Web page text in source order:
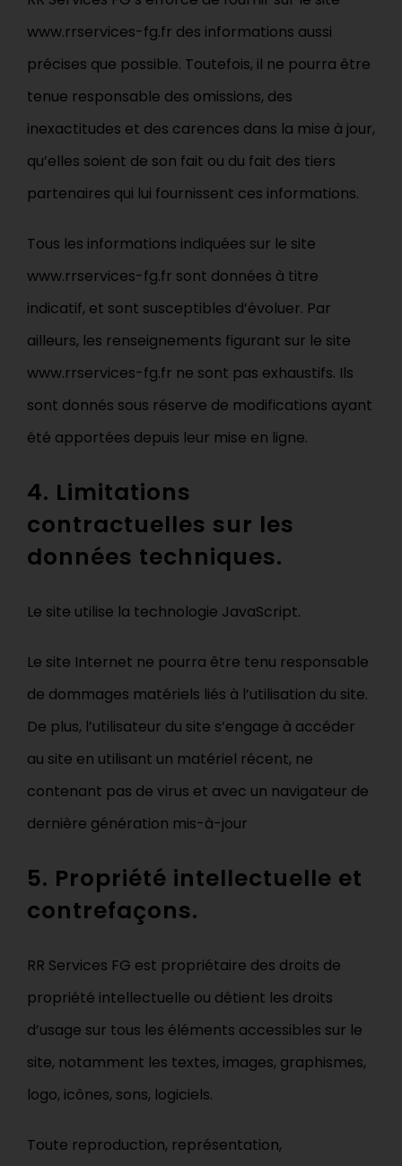
www.rrservices-fg.fr des informations aussi
précises que possible. Toutefois, il ne pourra être
tenue responsable des omissions, des
inexactitudes et des carences dans la mise à jour,
qu’elles soient de son fait ou du fait des tiers
partenaires qui lui fournissent ces informations.
Tous les informations indiquées sur le site
www.rrservices-fg.fr sont données à titre
indicatif, et sont susceptibles d’évoluer. Par
ailleurs, les renseignements figurant sur le site
www.rrservices-fg.fr ne sont pas exhaustifs. Ils
sont donnés sous réserve de modifications ayant
été apportées depuis leur mise en ligne.
4. Limitations
contractuelles sur les
données techniques.
Le site utilise la technologie JavaScript.
Le site Internet ne pourra être tenu responsable
de dommages matériels liés à l’utilisation du site.
De plus, l’utilisateur du site s’engage à accéder
au site en utilisant un matériel récent, ne
contenant pas de virus et avec un navigateur de
dernière génération mis-à-jour
5. Propriété intellectuelle et
contrefaçons.
RR Services FG est propriétaire des droits de
propriété intellectuelle ou détient les droits
d’usage sur tous les éléments accessibles sur le
site, notamment les textes, images, graphismes,
logo, icônes, sons, logiciels.
Toute reproduction, représentation,